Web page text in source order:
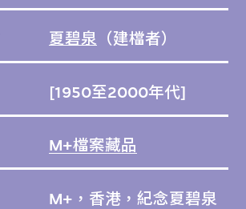
夏碧泉 （建檔者）
[1950至2000年代]
M+檔案藏品
M+，香港，紀念夏碧泉